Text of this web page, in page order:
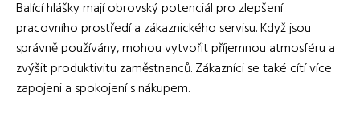
Balící hlášky mají obrovský potenciál pro zlepšení
pracovního prostředí a zákaznického servisu. Když jsou
správně používány, mohou vytvořit příjemnou atmosféru a
zvýšit produktivitu zaměstnanců. Zákazníci se také cítí více
zapojeni a spokojení s nákupem.